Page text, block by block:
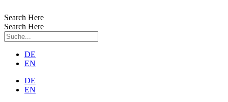
Inhalt
wechseln
Search Here
Search Here
DE
EN
DE
EN